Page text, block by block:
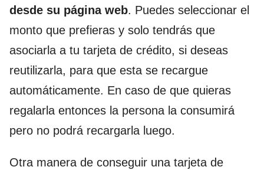
desde su página web. Puedes seleccionar el
monto que prefieras y solo tendrás que
asociarla a tu tarjeta de crédito, si deseas
reutilizarla, para que esta se recargue
automáticamente. En caso de que quieras
regalarla entonces la persona la consumirá
pero no podrá recargarla luego.
Otra manera de conseguir una tarjeta de